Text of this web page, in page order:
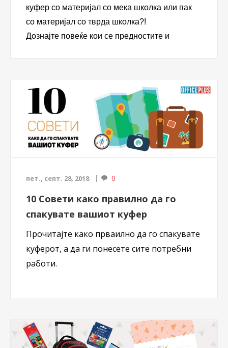
Вашите нарачки проследете ги на нашиот
куфер со материјал со мека школка или пак
со материјал со тврда школка?!
Дознајте повеќе кои се предностите и
пет., септ. 28, 2018 0
10 Совети како правилно да го
спакувате вашиот куфер
Прочитајте како прваилно да го спакувате
куферот, а да ги понесете сите потребни
работи.